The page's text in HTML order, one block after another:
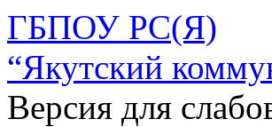
ГБПОУ РС(Я)
“Якутский
Версия для